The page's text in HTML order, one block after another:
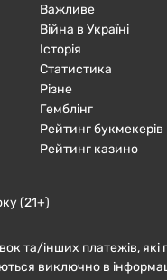
Важливе
Війна в Україні
Історія
Статистика
Різне
Гемблінг
Рейтинг букмекерів
Рейтинг казино
(21+)
та/інших платежів, які
виключно в